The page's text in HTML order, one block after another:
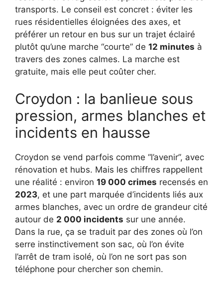
transports. Le conseil est concret : éviter les
rues résidentielles éloignées des axes, et
préférer un retour en bus sur un trajet éclairé
plutôt qu’une marche “courte” de 12 minutes à
travers des zones calmes. La marche est
gratuite, mais elle peut coûter cher.
Croydon : la banlieue sous
pression, armes blanches et
incidents en hausse
Croydon se vend parfois comme “l’avenir”, avec
rénovation et hubs. Mais les chiffres rappellent
une réalité : environ 19 000 crimes recensés en
2023, et une part marquée d’incidents liés aux
armes blanches, avec un ordre de grandeur cité
autour de 2 000 incidents sur une année.
Dans la rue, ça se traduit par des zones où l’on
serre instinctivement son sac, où l’on évite
l’arrêt de tram isolé, où l’on ne sort pas son
téléphone pour chercher son chemin.